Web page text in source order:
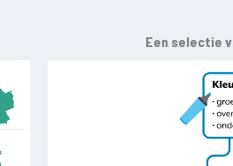
Een selectie